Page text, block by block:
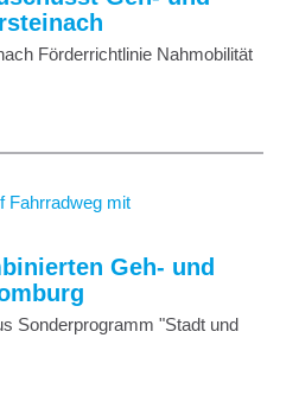
Förderrichtlinie Nahmobilität
Geh- und
Sonderprogramm "Stadt und